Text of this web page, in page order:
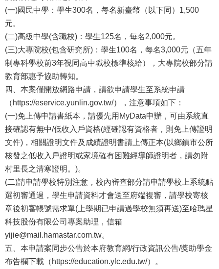
區
資
安
相
關
事
項
縣
網
資
源
酷
課
雲
林
線
上
教
(一)國民中學：學生300名，每名新臺幣（以下同）1,500
元。
(二)高級中學(含職校)：學生125名，每名2,000元。
(三)大專院校(包含研究所)：學生100名，每名3,000元（五年
制專科學校前3年視同高中職校標準核給），大專院校部分請
教育部惠予協助轉知。
四、本案僅開放網路申請，請欲申請學生至系統申請
（https://eservice.yunlin.gov.tw/），注意事項如下：
(一)免上傳申請書紙本，請優先用MyData申辦，可由系統直
接確認有無中/低收入戶資格(經確認有資格者，則免上傳證明
文件)，相關證明文件及成績證明書請上傳正本(以鄉鎮市公所
核發之低收入戶證明或家境確有困難經導師證明者，請勿附
村里長之清寒證明。)。
(二)請申請學校特別注意，校內審查部分請申請學校上系統點
選初審通過，學生申請資料才會送至府端複審，請學校寄核
章後初審帳號需求單(上學期已申請過學校無須再送)至哈瑪星
科技股份有限公司專案助理，信箱
yijie@mail.hamastar.com.tw。
五、本申請案同步公告於本府教育網/行政資訊公告/獎助學金
布告欄下載（https://education.ylc.edu.tw/）。